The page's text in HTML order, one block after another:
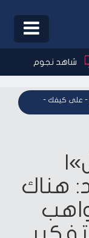
Toggle
شاهد نجوم
- على كيفك نجوم اف
هناك